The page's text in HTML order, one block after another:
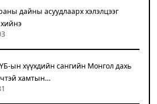
дайны асуудлаарх хэлэлцээг
ын хүүхдийн сангийн Монгол дахь
хамтын…